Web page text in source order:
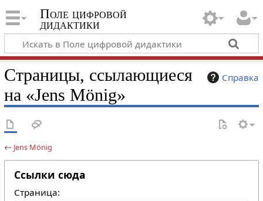
Поле цифровой
дидактики
Справка
Страницы, ссылающиеся
на «Jens Mönig»
← Jens Mönig
Ссылки сюда
Страница: